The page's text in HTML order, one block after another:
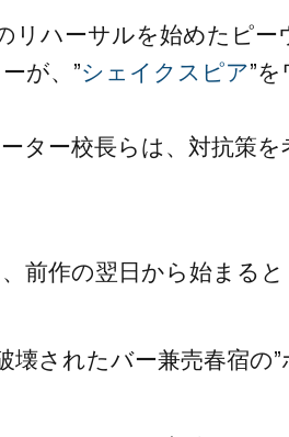
リハーサルを始めたピー
が、”シェイクスピア”を
ター校長らは、対抗策を
前作の翌日から始まると
壊されたバー兼売春宿の”